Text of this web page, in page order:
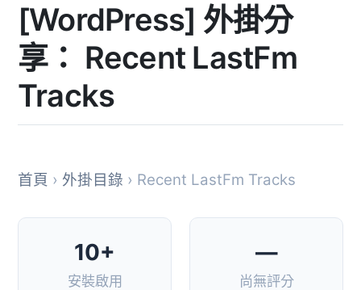
[WordPress] 外掛分
享： Recent LastFm
Tracks
首頁 › 外掛目錄 › Recent LastFm Tracks
10+
安裝啟用
—
尚無評分